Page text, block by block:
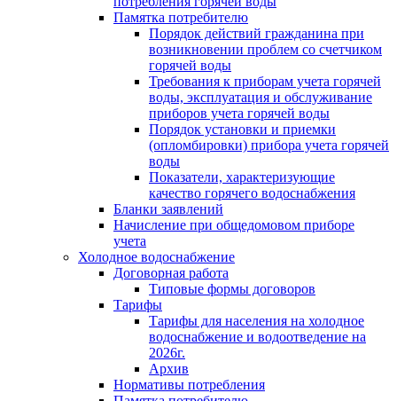
Памятка потребителю
Порядок действий гражданина при
возникновении проблем со счетчиком
горячей воды
Требования к приборам учета горячей
воды, эксплуатация и обслуживание
приборов учета горячей воды
Порядок установки и приемки
(опломбировки) прибора учета горячей
воды
Показатели, характеризующие
качество горячего водоснабжения
Бланки заявлений
Начисление при общедомовом приборе
учета
Холодное водоснабжение
Договорная работа
Типовые формы договоров
Тарифы
Тарифы для населения на холодное
водоснабжение и водоотведение на
2026г.
Архив
Нормативы потребления